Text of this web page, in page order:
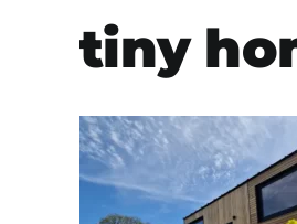
tiny